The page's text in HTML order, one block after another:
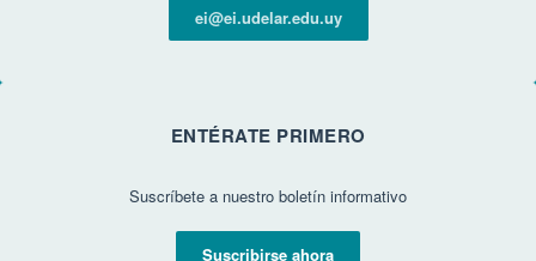
ei@ei.udelar.edu.uy
ENTÉRATE PRIMERO
Suscríbete a nuestro boletín informativo
Suscribirse ahora